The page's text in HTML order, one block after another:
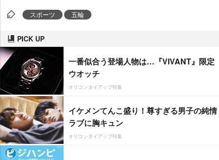
スポーツ 五輪
PICK UP
一番似合う登場人物は…『VIVANT』限定
ウオッチ
オリコンタイアップ特集
イケメンてんこ盛り！尊すぎる男子の純情
ラブに胸キュン
オリコンタイアップ特集